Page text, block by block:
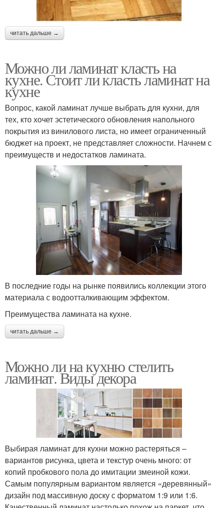
читать дальше →
Можно ли ламинат класть на
кухне. Стоит ли класть ламинат на
кухне
Вопрос, какой ламинат лучше выбрать для кухни, для
тех, кто хочет эстетического обновления напольного
покрытия из винилового листа, но имеет ограниченный
бюджет на проект, не представляет сложности. Начнем с
преимуществ и недостатков ламината.
В последние годы на рынке появились коллекции этого
материала с водоотталкивающим эффектом.
Преимущества ламината на кухне.
читать дальше →
Можно ли на кухню стелить
ламинат. Виды декора
Выбирая ламинат для кухни можно растеряться –
вариантов рисунка, цвета и текстур очень много: от
копий пробкового пола до имитации змеиной кожи.
Самым популярным вариантом является «деревянный»
дизайн под массивную доску с форматом 1:9 или 1:6.